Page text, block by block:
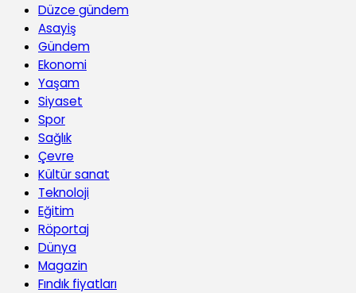
Düzce gündem
Asayiş
Gündem
Ekonomi
Yaşam
Siyaset
Spor
Sağlık
Çevre
Kültür sanat
Teknoloji
Eğitim
Röportaj
Dünya
Magazin
Fındık fiyatları